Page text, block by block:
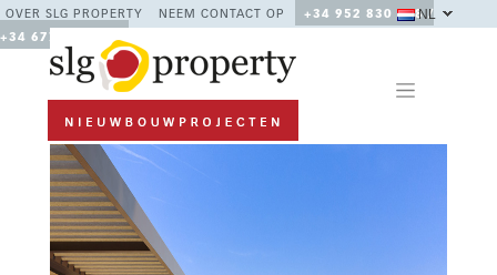
OVER SLG PROPERTY NEEM CONTACT OP
+34 952 830 378 /
+34 677 670 480
NL